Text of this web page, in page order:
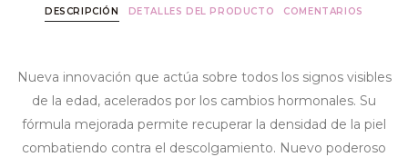
DESCRIPCIÓN DETALLES DEL PRODUCTO COMENTARIOS
Nueva innovación que actúa sobre todos los signos visibles
de la edad, acelerados por los cambios hormonales. Su
fórmula mejorada permite recuperar la densidad de la piel
combatiendo contra el descolgamiento. Nuevo poderoso